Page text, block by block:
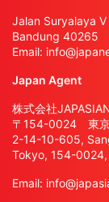
Jalan Suryalaya
Bandung 40265
Email:
Japan Agent
株式会社
〒154-0024 東京
2-14-10-605,
Tokyo, 154-
Email: